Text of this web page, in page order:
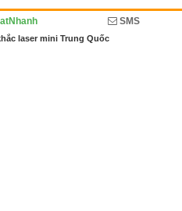
mua bán Cẩm nang
SMS
laser mini Trung Quốc